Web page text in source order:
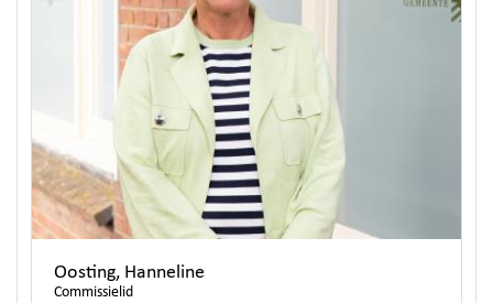
Oosting, Hanneline
Commissielid